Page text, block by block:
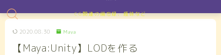
CG関連の備忘録、趣味など
2020.08.30 Maya
【Maya:Unity】LODを作る